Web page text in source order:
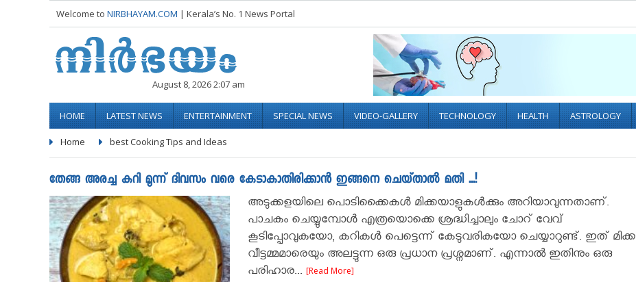
Welcome to NIRBHAYAM.COM | Kerala’s No. 1 News Portal
August 8, 2026 2:07 am
HOME LATEST NEWS ENTERTAINMENT SPECIAL NEWS VIDEO-GALLERY TECHNOLOGY HEALTH ASTROLOGY
Home best Cooking Tips and Ideas
തേങ്ങ അരച്ച കറി മൂന്ന് ദിവസം വരെ കേടാകാതിരിക്കാൻ ഇങ്ങനെ ചെയ്‌താൽ മതി ...!
അടുക്കളയിലെ പൊടിക്കൈകൾ മിക്കയാളുകൾക്കും അറിയാവുന്നതാണ്.
പാചകം ചെയ്യുമ്പോൾ എത്രയൊക്കെ ശ്രദ്ധിച്ചാലും ചോറ് വേവ്
കൂടിപ്പോവുകയോ, കറികൾ പെട്ടെന്ന് കേടുവരികയോ ചെയ്യാറുണ്ട്. ഇത് മിക്ക
വീട്ടമ്മമാരെയും അലട്ടുന്ന ഒരു പ്രധാന പ്രശ്നമാണ്. എന്നാൽ ഇതിനും ഒരു
പരിഹാര... [Read More]